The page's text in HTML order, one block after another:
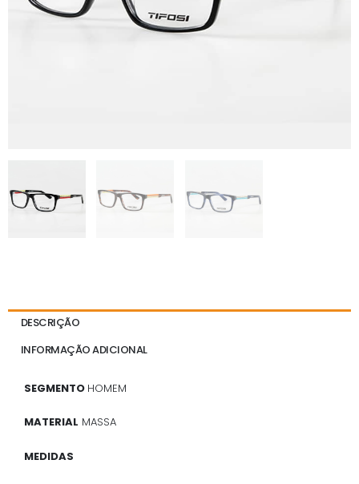
DESCRIÇÃO
INFORMAÇÃO ADICIONAL
SEGMENTO HOMEM
MATERIAL MASSA
MEDIDAS